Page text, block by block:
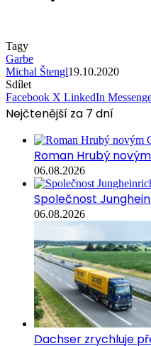
Tagy
Garbe
Michal Štengl19.10.2020
Sdílet
Facebook X LinkedIn
Nejčtenější za 7 dní
Roman Hrubý
06.08.2026
Společnost
06.08.2026
Dachser zrychluje